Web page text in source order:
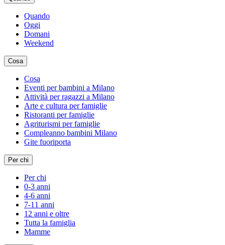
Quando
Oggi
Domani
Weekend
Cosa
Cosa
Eventi per bambini a Milano
Attività per ragazzi a Milano
Arte e cultura per famiglie
Ristoranti per famiglie
Agriturismi per famiglie
Compleanno bambini Milano
Gite fuoriporta
Per chi
Per chi
0-3 anni
4-6 anni
7-11 anni
12 anni e oltre
Tutta la famiglia
Mamme